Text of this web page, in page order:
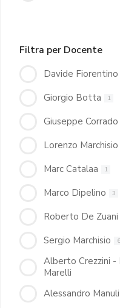
Filtra per Docente
Davide Fiorentino
Giorgio Botta 1
Giuseppe Corrado
Lorenzo Marchisio
Marc Catalaa 1
Marco Dipelino 3
Roberto De Zuani
Sergio Marchisio 6
Alberto Crezzini -
Marelli
Alessandro Manuli